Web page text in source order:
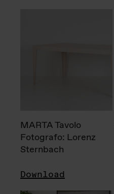
MARTA Tavolo
Fotografo: Lorenz
Sternbach
Download